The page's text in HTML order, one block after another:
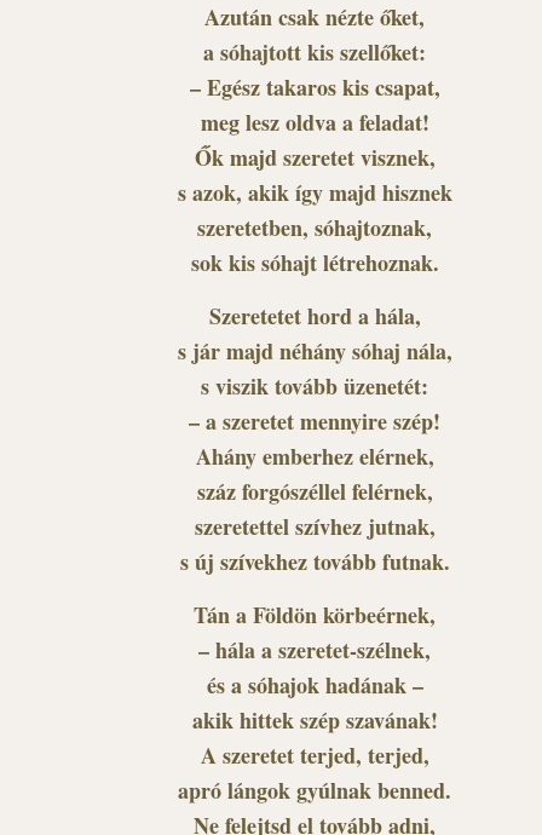
Azután csak nézte őket,
a sóhajtott kis szellőket:
– Egész takaros kis csapat,
meg lesz oldva a feladat!
Ők majd szeretet visznek,
s azok, akik így majd hisznek
szeretetben, sóhajtoznak,
sok kis sóhajt létrehoznak.
Szeretetet hord a hála,
s jár majd néhány sóhaj nála,
s viszik tovább üzenetét:
– a szeretet mennyire szép!
Ahány emberhez elérnek,
száz forgószéllel felérnek,
szeretettel szívhez jutnak,
s új szívekhez tovább futnak.
Tán a Földön körbeérnek,
– hála a szeretet-szélnek,
és a sóhajok hadának –
akik hittek szép szavának!
A szeretet terjed, terjed,
apró lángok gyúlnak benned.
Ne felejtsd el tovább adni,